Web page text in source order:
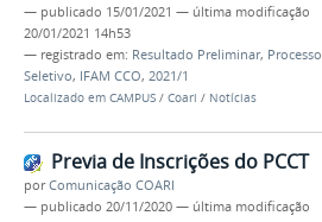
— publicado 15/01/2021 — última modificação
20/01/2021 14h53
— registrado em: Resultado Preliminar, Processo
Seletivo, IFAM CCO, 2021/1
Localizado em CAMPUS / Coari / Notícias
Previa de Inscrições do PCCT
porComunicação COARI
— publicado 20/11/2020 — última modificação